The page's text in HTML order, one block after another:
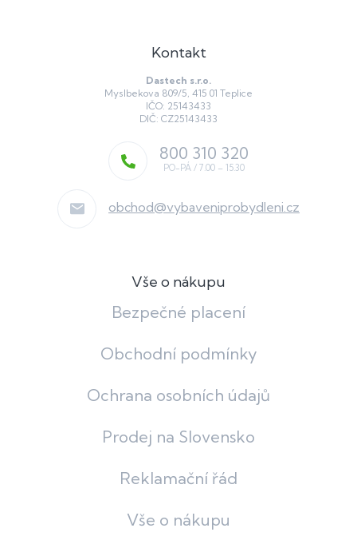
Kontakt
Dastech s.r.o.
Myslbekova 809/5, 415 01 Teplice
IČO: 25143433
DIČ: CZ25143433
obchod@vybaveniprobydleni.cz
800 310 320
Vše o nákupu
Bezpečné placení
Obchodní podmínky
Ochrana osobních údajů
Prodej na Slovensko
Reklamační řád
Vše o nákupu